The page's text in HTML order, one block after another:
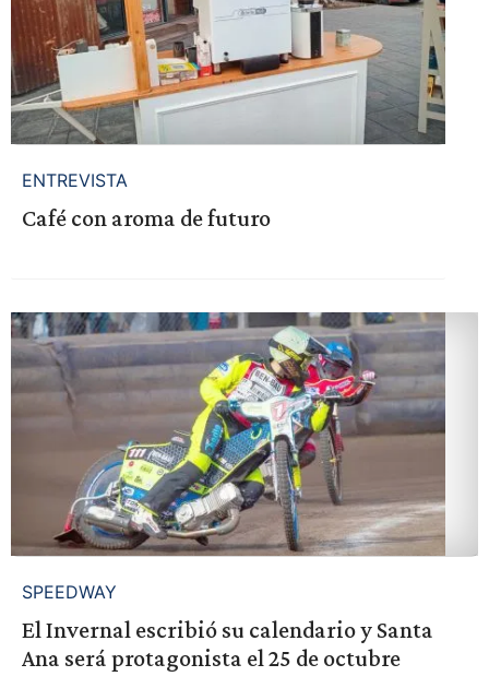
ENTREVISTA
Café con aroma de futuro
SPEEDWAY
El Invernal escribió su calendario y Santa
Ana será protagonista el 25 de octubre